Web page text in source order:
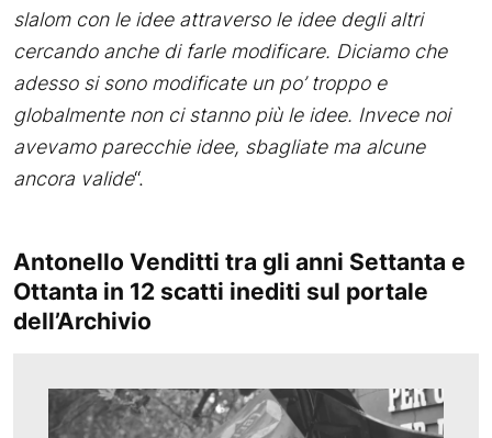
slalom con le idee attraverso le idee degli altri
cercando anche di farle modificare. Diciamo che
adesso si sono modificate un po’ troppo e
globalmente non ci stanno più le idee. Invece noi
avevamo parecchie idee, sbagliate ma alcune
ancora valide“.
Antonello Venditti tra gli anni Settanta e
Ottanta in 12 scatti inediti sul portale
dell’Archivio